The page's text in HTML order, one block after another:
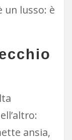
un lusso: è
ansia,